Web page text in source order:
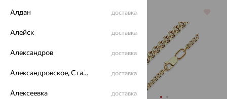
64% 64%
Алдан доставка
Алейск доставка
Александров доставка
Александровское, Ставропольский край доставка
Алексеевка доставка